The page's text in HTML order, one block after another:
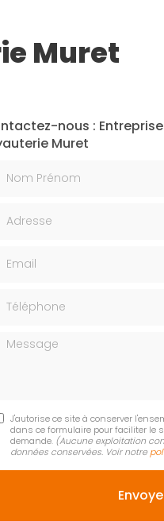
Muret
nous :
Muret
Message
J'autorise ce site à conserver
dans ce formulaire pour faciliter le
demande. (Aucune exploitation
données conservées. Voir notre